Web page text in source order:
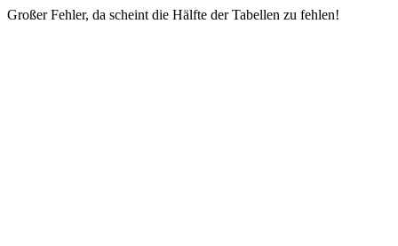
Großer Fehler, da scheint die Hälfte der Tabellen zu fehlen!